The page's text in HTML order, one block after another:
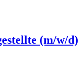
(m/w/d)